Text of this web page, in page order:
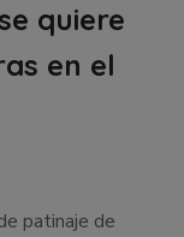
quiere
en el
patinaje de